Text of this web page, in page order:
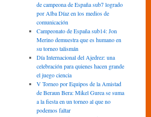
de campeona de España sub7 logrado
por Alba Díaz en los medios de
comunicación
Campeonato de España sub14: Jon
Merino demuestra que es humano en
su torneo talismán
Día Internacional del Ajedrez: una
celebración para quienes hacen grande
el juego ciencia
V Torneo por Equipos de la Amistad
de Beraun Bera: Mikel Gurea se suma
a la fiesta en un torneo al que no
podemos faltar